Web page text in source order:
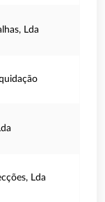
Lda
Lda